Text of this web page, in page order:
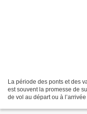
La période des ponts et des
est souvent la promesse de
de vol au départ ou à